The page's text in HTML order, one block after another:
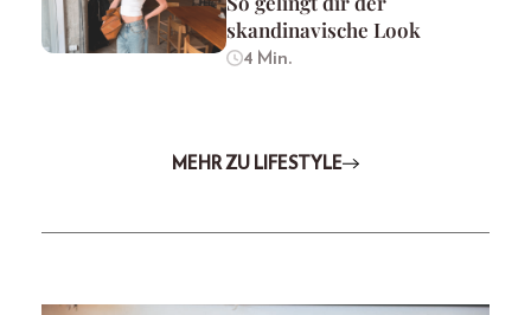
skandinavische Look
4 Min.
MEHR ZU LIFESTYLE